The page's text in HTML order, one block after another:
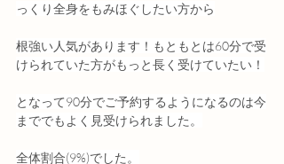
っくり全身をもみほぐしたい方から
根強い人気があります！もともとは60分で受
けられていた方がもっと長く受けていたい！
となって90分でご予約するようになるのは今
まででもよく見受けられました。
全体割合(9%)でした。